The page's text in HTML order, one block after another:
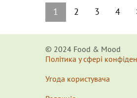
1 2 3 4
© 2024 Food & Мood
Політика у сфері
Угода користувача